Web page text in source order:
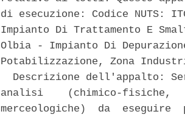
di esecuzione: Codice NUTS:
Impianto Di Trattamento E
Olbia - Impianto Di
Potabilizzazione, Zona
Descrizione dell'appalto:
analisi    (chimico-fisiche,
merceologiche)  da